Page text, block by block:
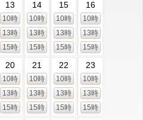
13
10時
13時
15時
14
10時
13時
15時
15
10時
13時
15時
16
10時
13時
15時
20
10時
13時
15時
21
10時
13時
15時
22
10時
13時
15時
23
10時
13時
15時